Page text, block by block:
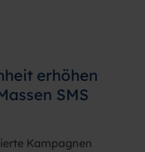
erhöhen
SMS
Kampagnen